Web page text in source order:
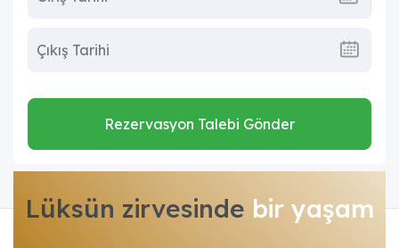
Rezervasyon Talebi Gönder
Lüksün zirvesinde bir yaşam